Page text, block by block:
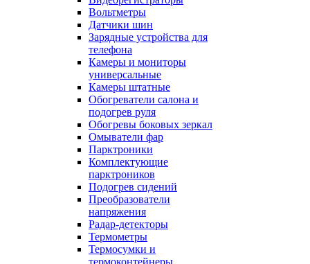
Вольтметры
Датчики шин
Зарядные устройства для
телефона
Камеры и мониторы
универсальные
Камеры штатные
Обогреватели салона и
подогрев руля
Обогревы боковых зеркал
Омыватели фар
Парктроники
Комплектующие
парктроников
Подогрев сидений
Преобразователи
напряжения
Радар-детекторы
Термометры
Термосумки и
термоконтейнеры